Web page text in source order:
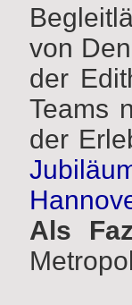
von
der
Teams
der
Als